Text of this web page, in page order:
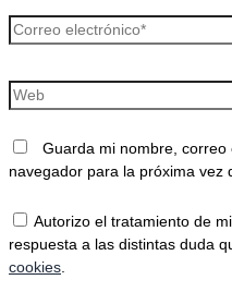
Guarda mi nombre,
navegador para la próxima vez
Autorizo el tratamiento de
respuesta a las distintas duda
cookies